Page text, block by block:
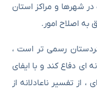
شهرها و مراکز استان
به اصلاح امور.
رسمی تر است ،
ای دفاع کند و با ایفای
تفسیر ناعادلانه از